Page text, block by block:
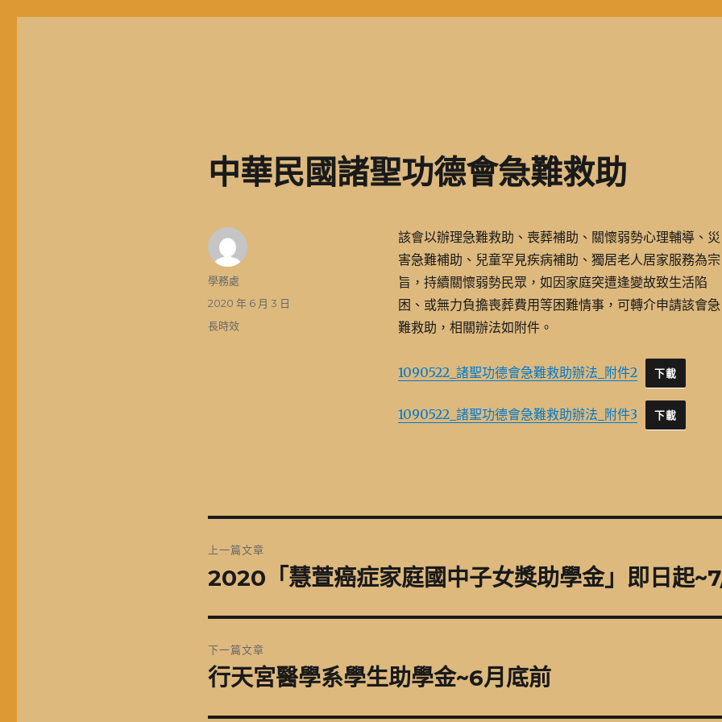
中華民國諸聖功德會急難救助
該會以辦理急難救助、喪葬補助、關懷弱勢心理輔導、災
害急難補助、兒童罕見疾病補助、獨居老人居家服務為宗
旨，持續關懷弱勢民眾，如因家庭突遭逢變故致生活陷
困、或無力負擔喪葬費用等困難情事，可轉介申請該會急
難救助，相關辦法如附件。
1090522_諸聖功德會急難救助辦法_附件2 下載
1090522_諸聖功德會急難救助辦法_附件3 下載
作
學務處
發
佈
2020 年 6 月 3 日
分
長時效
章
上一篇文章
上
篇
文
章:
2020「慧萱癌症家庭國中子女獎助學金」即日起
下一篇文章
下
行天宮醫學系學生助學金~6月底前